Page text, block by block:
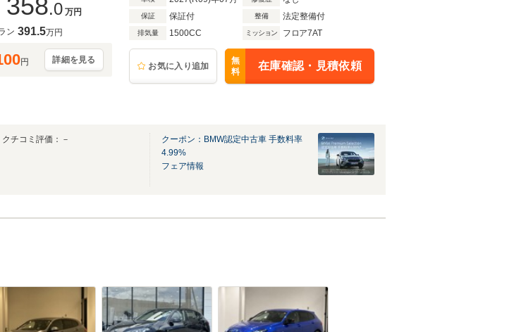
358.0 万円
ン 391.5万円
円 詳細を見る
保証 保証付 整備 法定整備付
排気量 1500CC ミッション フロア7AT
お気に入り追加
無
料
在庫確認・見積依頼
クチコミ評価：－
クーポン：BMW認定中古車 手数料率
4.99%
フェア情報